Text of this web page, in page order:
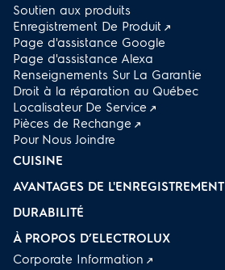
Soutien aux produits
Enregistrement De Produit
Page d'assistance Google
Page d'assistance Alexa
Renseignements Sur La Garantie
Droit à la réparation au Québec
Localisateur De Service
Pièces de Rechange
Pour Nous Joindre
CUISINE
AVANTAGES DE L'ENREGISTREMENT
DURABILITÉ
À PROPOS D’ELECTROLUX
Corporate Information